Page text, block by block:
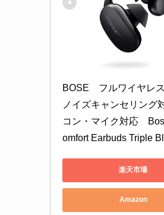
BOSE　フルワイヤレ
ノイズキャンセリング
コン・マイク対応　
omfort Earbuds Triple
楽天市場
Amazon